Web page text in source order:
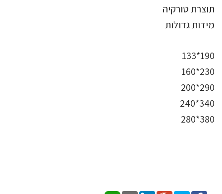
תוצרת טורקיה
מידות גדולות
190*133
230*160
290*200
340*240
380*280